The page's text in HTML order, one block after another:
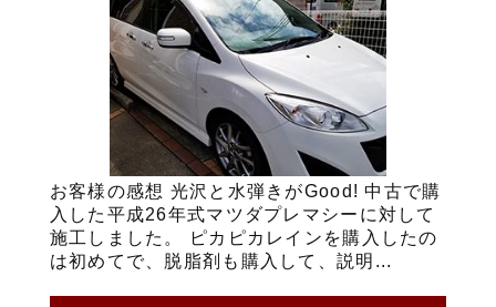
お客様の感想 光沢と水弾きがGood! 中古で購
入した平成26年式マツダプレマシーに対して
施工しました。 ピカピカレインを購入したの
は初めてで、脱脂剤も購入して、説明...